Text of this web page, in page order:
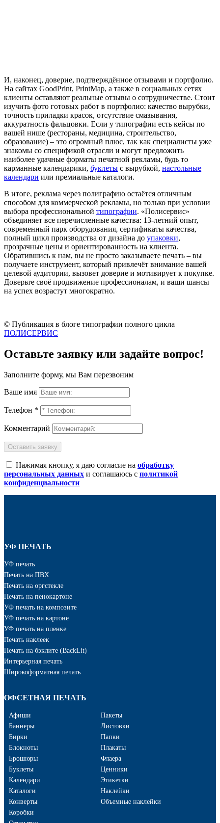
И, наконец, доверие, подтверждённое отзывами и портфолио.
На сайтах GoodPrint, PrintMap, а также в социальных сетях
клиенты оставляют реальные отзывы о сотрудничестве. Стоит
изучить фото готовых работ в портфолио: качество вырубки,
точность приладки красок, отсутствие смазывания,
аккуратность фальцовки. Если у типографии есть кейсы по
вашей нише (рестораны, медицина, строительство,
образование) – это огромный плюс, так как специалисты уже
знакомы со спецификой отрасли и могут предложить
наиболее удачные форматы печатной рекламы, будь то
карманные календарики, буклеты с вырубкой, настольные
календари или премиальные каталоги.
В итоге, реклама через полиграфию остаётся отличным
способом для коммерческой рекламы, но только при условии
выбора профессиональной типографии. «Полисервис»
объединяет все перечисленные качества: 13-летний опыт,
современный парк оборудования, сертификаты качества,
полный цикл производства от дизайна до упаковки,
прозрачные цены и ориентированность на клиента.
Обратившись к нам, вы не просто заказываете печать – вы
получаете инструмент, который привлечёт внимание вашей
целевой аудитории, вызовет доверие и мотивирует к покупке.
Доверьте своё продвижение профессионалам, и ваши шансы
на успех возрастут многократно.
© Публикация в блоге типографии полного цикла
ПОЛИСЕРВИС
Оставьте заявку или задайте вопрос!
Заполните форму, мы Вам перезвоним
Ваше имя
Телефон *
Комментарий
Оставить заявку
Нажимая кнопку, я даю согласие на обработку
персональных данных и соглашаюсь с политикой
конфиденциальности
УФ ПЕЧАТЬ
УФ печать
Печать на ПВХ
Печать на оргстекле
Печать на пенокартоне
УФ печать на композите
УФ печать на картоне
УФ печать на пленке
Печать наклеек
Печать на бэклите (BackLit)
Интерьерная печать
Широкоформатная печать
ОФСЕТНАЯ ПЕЧАТЬ
Афиши
Баннеры
Бирки
Блокноты
Брошюры
Буклеты
Календари
Каталоги
Конверты
Коробки
Пакеты
Листовки
Папки
Плакаты
Флаера
Ценники
Этикетки
Наклейки
Объемные наклейки